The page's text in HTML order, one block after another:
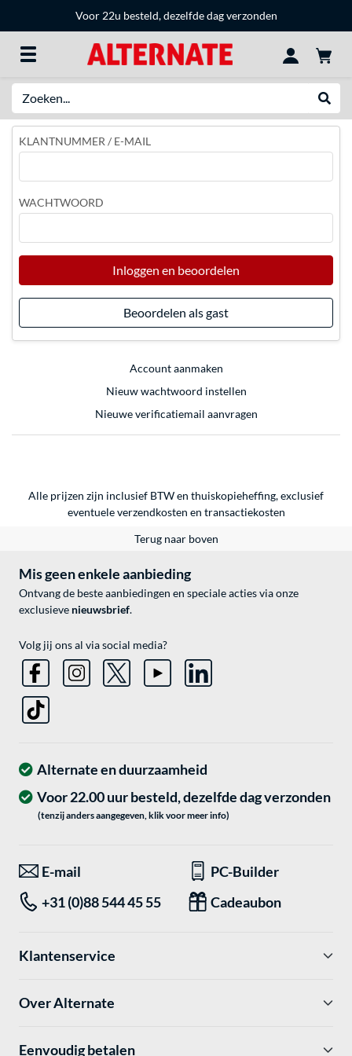
Voor 22u besteld, dezelfde dag verzonden
KLANTNUMMER / E-MAIL
WACHTWOORD
Inloggen en beoordelen
Beoordelen als gast
Account aanmaken
Nieuw wachtwoord instellen
Nieuwe verificatiemail aanvragen
Alle prijzen zijn inclusief BTW en thuiskopieheffing, exclusief
eventueleverzendkosten en transactiekosten
Terug naar boven
Mis geen enkele aanbieding
Ontvang de beste aanbiedingen en speciale acties via onze
exclusieve nieuwsbrief.
Volg jij ons al via social media?
Alternate en duurzaamheid
Voor 22.00 uur besteld, dezelfde dag verzonden
(tenzij anders aangegeven, klik voor meer info)
E-mail
PC-Builder
+31 (0)88 544 45 55
Cadeaubon
Klantenservice
Over Alternate
Eenvoudig betalen